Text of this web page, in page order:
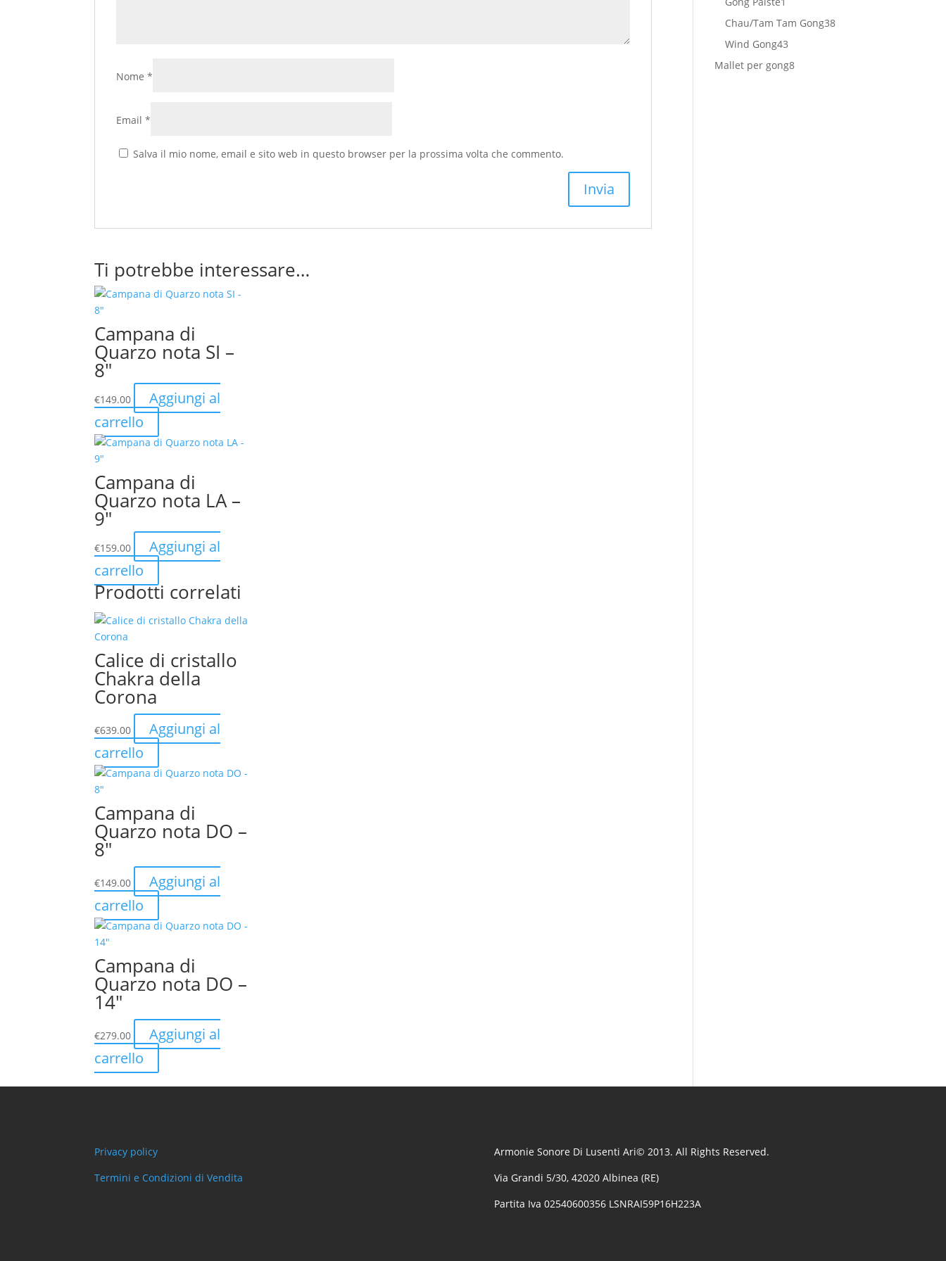
Nome*
Email*
Salva il mio nome, email e sito web in questo browser per la prossima volta che commento.
Ti potrebbe interessare…
Campana di
Quarzo nota SI –
8″
€149.00
Aggiungi al
carrello
Campana di
Quarzo nota LA –
9″
€159.00
Aggiungi al
carrello
Prodotti correlati
Calice di cristallo
Chakra della
Corona
€639.00
Aggiungi al
carrello
Campana di
Quarzo nota DO –
8″
€149.00
Aggiungi al
carrello
Campana di
Quarzo nota DO –
14″
€279.00
Aggiungi al
carrello
prodotto
Chau/Tam Tam Gong3838
Wind Gong43
prodotti
Mallet per gong88
Privacy policy
Termini e Condizioni di Vendita
Armonie Sonore Di Lusenti Ari© 2013. All Rights Reserved.
Via Grandi 5/30, 42020 Albinea (RE)
Partita Iva 02540600356 LSNRAI59P16H223A